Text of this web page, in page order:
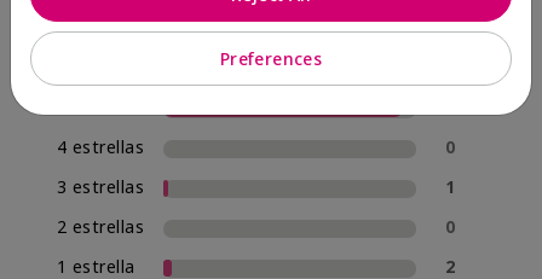
4 estrellas
0
3 estrellas
1
2 estrellas
0
1 estrella
2
Preferences